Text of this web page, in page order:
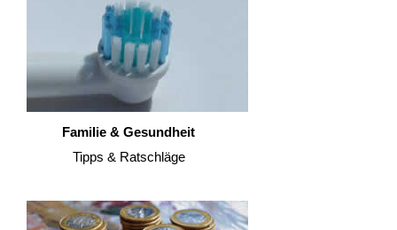
Familie & Gesundheit
Tipps & Ratschläge